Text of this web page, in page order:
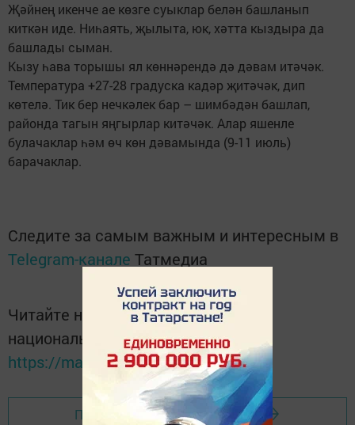
Җәйнең икенче ае көзге суыклар белән башланып
киткән иде. Ниһаять, җылыта, юк, хәтта кыздыра да
башлады сыман.
Кызу һава торышы ял көннәрендә дә дәвам итәчәк.
Температура +27-28 градуска кадәр җитәчәк, дип
көтелә. Тик бер нечкәлек бар – шимбәдән башлап,
районда тагын яңгырлар китәчәк. Алар яшенле
булачаклар һәм өч көн дәвамында (9-11 июль)
барачаклар.
Следите за самым важным и интересным в
Telegram-канале Татмедиа
Читайте новости Татарстана в
национальном мессенджере MАХ:
https://max.ru/tatmedia
Перейти на страницу новости